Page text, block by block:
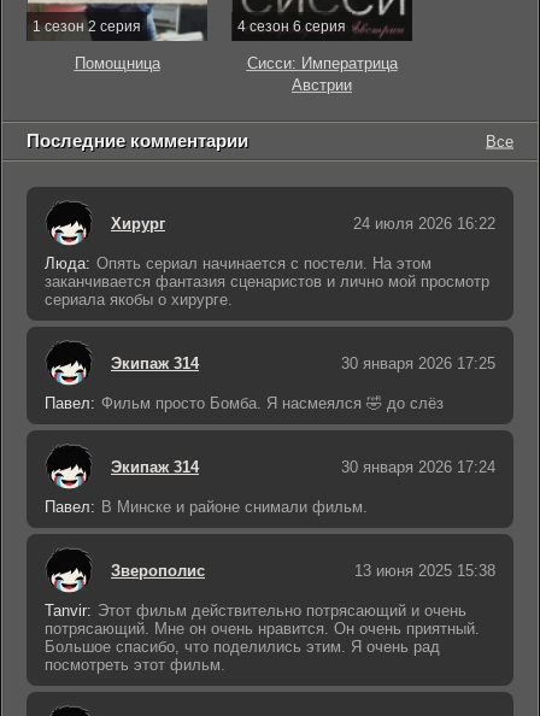
1 сезон 2 серия
Помощница
4 сезон 6 серия
Сисси: Императрица
Австрии
Последние комментарии Все
Хирург 24 июля 2026 16:22
Люда: Опять сериал начинается с постели. На этом
заканчивается фантазия сценаристов и лично мой просмотр
сериала якобы о хирурге.
Экипаж 314 30 января 2026 17:25
Павел: Фильм просто Бомба. Я насмеялся 🤣 до слёз
Экипаж 314 30 января 2026 17:24
Павел: В Минске и районе снимали фильм.
Зверополис 13 июня 2025 15:38
Tanvir: Этот фильм действительно потрясающий и очень
потрясающий. Мне он очень нравится. Он очень приятный.
Большое спасибо, что поделились этим. Я очень рад
посмотреть этот фильм.